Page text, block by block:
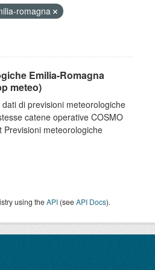
romagna
Emilia-Romagna
meteo)
di previsioni meteorologiche
catene operative COSMO
meteorologiche
using theAPI (seeAPI Docs).